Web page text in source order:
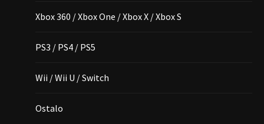
Xbox 360 / Xbox One / Xbox X / Xbox S
PS3 / PS4 / PS5
Wii / Wii U / Switch
Ostalo